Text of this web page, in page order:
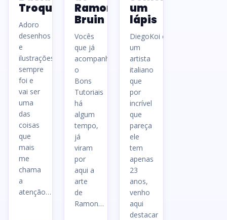
Troquier
Adoro
desenhos
e
ilustrações,
sempre
foi e
vai ser
uma
das
coisas
que
mais
me
chama
a
atenção…
Ramon
Bruin
Vocês
que já
acompanham
o
Bons
Tutoriais
há
algum
tempo,
já
viram
por
aqui a
arte
de
Ramon…
um
lápis
DiegoKoi é
um
artista
italiano
que
por
incrível
que
pareça
ele
tem
apenas
23
anos,
venho
aqui
destacar